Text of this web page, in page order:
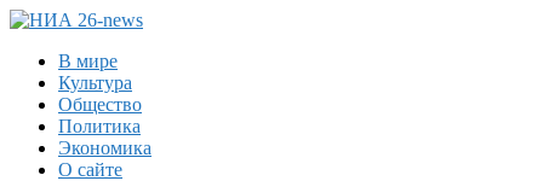
В мире
Культура
Общество
Политика
Экономика
О сайте